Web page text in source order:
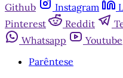
Github
Instagram
Pinterest
Reddit
Whatsapp
Youtube
Parêntese